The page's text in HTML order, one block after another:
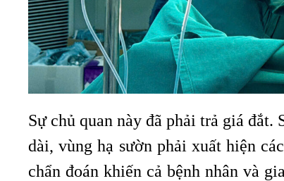
Sự chủ quan này đã phải trả giá
dài, vùng hạ sườn phải xuất hiện
chẩn đoán khiến cả bệnh nhân và